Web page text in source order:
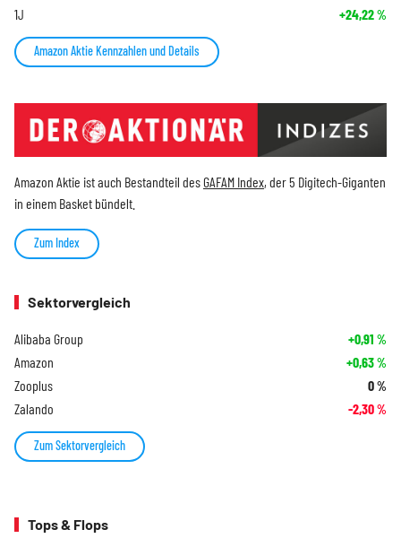
1J +24,22%
Amazon Aktie Kennzahlen und Details
Amazon Aktie ist auch Bestandteil desGAFAM Index, der 5 Digitech-Giganten
in einem Basket bündelt.
Zum Index
Sektorvergleich
Alibaba Group +0,91 %
Amazon +0,63%
Zooplus 0%
Zalando -2,30%
Zum Sektorvergleich
Tops & Flops